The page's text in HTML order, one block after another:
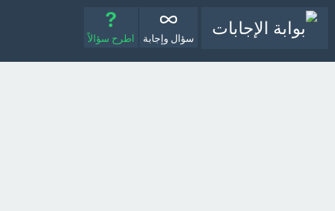
سؤال وإجابة اطرح سؤالاً